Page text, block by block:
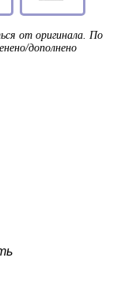
от оригинала. По
дополнено